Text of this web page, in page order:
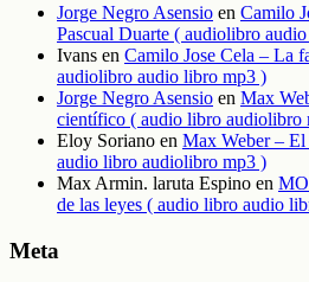
Jorge Negro Asensio en Camilo
Pascual Duarte ( audiolibro
Ivans en Camilo Jose Cela – La
audiolibro audio libro mp3 )
Jorge Negro Asensio en Max
científico ( audio libro audiolibro
Eloy Soriano en Max Weber –
audio libro audiolibro mp3 )
Max Armin. laruta Espino en
de las leyes ( audio libro audio
Meta